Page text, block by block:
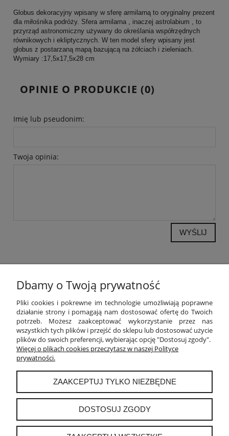
Globus dekoracyjny wpisany w sferę armilarną to oryginalny prezent
dla miłośnika podróży. Sfera armilarna , inaczej astrolabium , to
przyrząd astronomiczny używany do określania współrzędnych
równikowych i ekliptycznych. W ten model sfery wpisany jest
globus z postarzaną mapą bazującą na żółciach i zieleniach.
Wymiary :17,5x17,5x28 cm
OPINIE O PRODUKCIE (0)
Imię lub pseudonim:
Twoja opinia:
WYŚLIJ
POMOC
MOJE KONTO
PŁATNOŚCI I DOSTAWA
INFORMACJE
O NAS
Dbamy o Twoją prywatność
Pliki cookies i pokrewne im technologie umożliwiają poprawne
działanie strony i pomagają nam dostosować ofertę do Twoich
potrzeb. Możesz zaakceptować wykorzystanie przez nas
wszystkich tych plików i przejść do sklepu lub dostosować użycie
plików do swoich preferencji, wybierając opcję "Dostosuj zgody".
Więcej o plikach cookies przeczytasz w naszej Polityce
prywatności.
ZAAKCEPTUJ TYLKO NIEZBĘDNE
DOSTOSUJ ZGODY